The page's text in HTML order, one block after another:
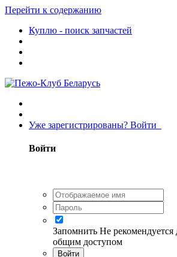
Перейти к содержанию
Куплю - поиск запчастей
Уже зарегистрированы? Войти
Войти
Запомнить Не
общим доступом
Войти